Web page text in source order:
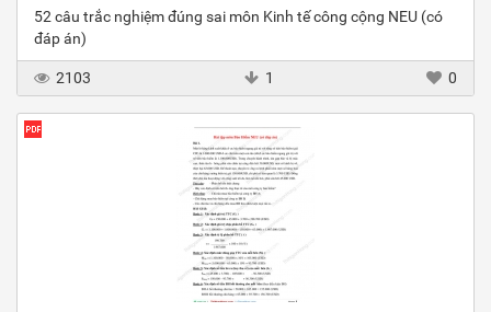
52 câu trắc nghiệm đúng sai môn Kinh tế công cộng NEU (có
đáp án)
2103 1 0